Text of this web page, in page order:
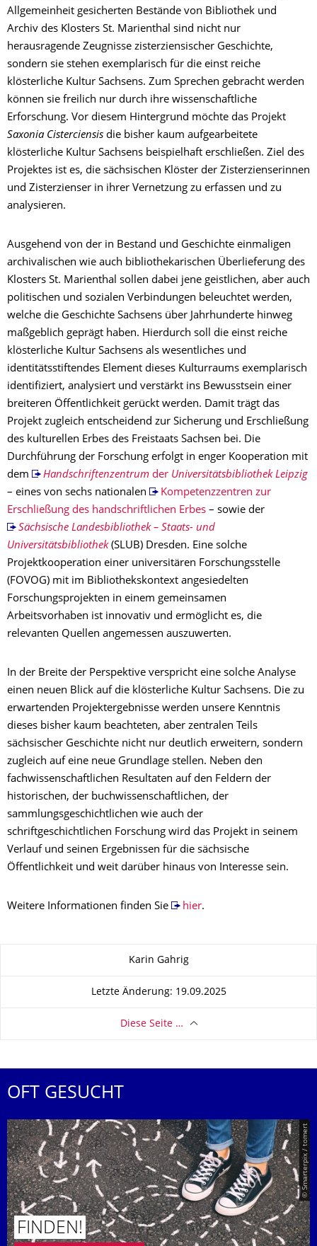
Allgemeinheit gesicherten Bestände von Bibliothek und
Archiv des Klosters St. Marienthal sind nicht nur
herausragende Zeugnisse zisterziensischer Geschichte,
sondern sie stehen exemplarisch für die einst reiche
klösterliche Kultur Sachsens. Zum Sprechen gebracht werden
können sie freilich nur durch ihre wissenschaftliche
Erforschung. Vor diesem Hintergrund möchte das Projekt
Saxonia Cisterciensis die bisher kaum aufgearbeitete
klösterliche Kultur Sachsens beispielhaft erschließen. Ziel des
Projektes ist es, die sächsischen Klöster der Zisterzienserinnen
und Zisterzienser in ihrer Vernetzung zu erfassen und zu
analysieren.
Ausgehend von der in Bestand und Geschichte einmaligen
archivalischen wie auch bibliothekarischen Überlieferung des
Klosters St. Marienthal sollen dabei jene geistlichen, aber auch
politischen und sozialen Verbindungen beleuchtet werden,
welche die Geschichte Sachsens über Jahrhunderte hinweg
maßgeblich geprägt haben. Hierdurch soll die einst reiche
klösterliche Kultur Sachsens als wesentliches und
identitätsstiftendes Element dieses Kulturraums exemplarisch
identifiziert, analysiert und verstärkt ins Bewusstsein einer
breiteren Öffentlichkeit gerückt werden. Damit trägt das
Projekt zugleich entscheidend zur Sicherung und Erschließung
des kulturellen Erbes des Freistaats Sachsen bei. Die
Durchführung der Forschung erfolgt in enger Kooperation mit
dem
Handschriftenzentrumder Universitätsbibliothek Leipzig
– eines von sechs nationalen
Kompetenzzentren zur
Erschließung des handschriftlichen Erbes – sowie der
Sächsische Landesbibliothek – Staats- und
Universitätsbibliothek(SLUB) Dresden. Eine solche
Projektkooperation einer universitären Forschungsstelle
(FOVOG) mit im Bibliothekskontext angesiedelten
Forschungsprojekten in einem gemeinsamen
Arbeitsvorhaben ist innovativ und ermöglicht es, die
relevanten Quellen angemessen auszuwerten.
In der Breite der Perspektive verspricht eine solche Analyse
einen neuen Blick auf die klösterliche Kultur Sachsens. Die zu
erwartenden Projektergebnisse werden unsere Kenntnis
dieses bisher kaum beachteten, aber zentralen Teils
sächsischer Geschichte nicht nur deutlich erweitern, sondern
zugleich auf eine neue Grundlage stellen. Neben den
fachwissenschaftlichen Resultaten auf den Feldern der
historischen, der buchwissenschaftlichen, der
sammlungsgeschichtlichen wie auch der
schriftgeschichtlichen Forschung wird das Projekt in seinem
Verlauf und seinen Ergebnissen für die sächsische
Öffentlichkeit und weit darüber hinaus von Interesse sein.
Weitere Informationen finden Sie hier.
Karin Gahrig
Letzte Änderung: 19.09.2025
Diese Seite …
OFT GESUCHT
© Smarterpix / tomert
FINDEN!